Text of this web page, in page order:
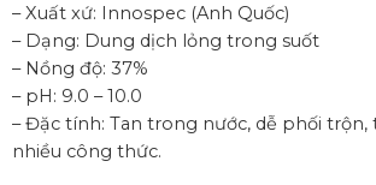
– Xuất xứ: Innospec (Anh Quốc)
– Dạng: Dung dịch lỏng trong suốt
– Nồng độ: 37%
– pH: 9.0 – 10.0
– Đặc tính: Tan trong nước, dễ phối
nhiều công thức.